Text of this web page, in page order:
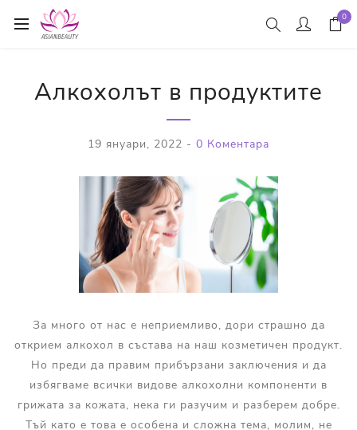
0
Алкохолът в продуктите
19 януари, 2022 - 0 Коментара
За много от нас е неприемливо, дори страшно да
открием алкохол в състава на наш козметичен продукт.
Но преди да правим прибързани заключения и да
избягваме всички видове алкохолни компоненти в
грижата за кожата, нека ги разучим и разберем добре.
Тъй като е това е особена и сложна тема, молим, не